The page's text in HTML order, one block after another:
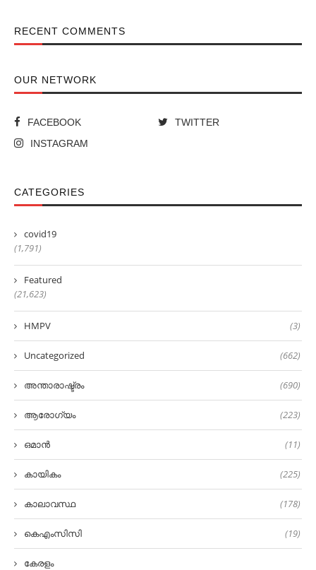
RECENT COMMENTS
OUR NETWORK
FACEBOOK
TWITTER
INSTAGRAM
CATEGORIES
covid19
(1,791)
Featured
(21,623)
HMPV (3)
Uncategorized (662)
അന്താരാഷ്ട്രം (690)
ആരോഗ്യം (223)
ഒമാൻ (11)
കായികം (225)
കാലാവസ്ഥ (178)
കെഎംസിസി (19)
കേരളം